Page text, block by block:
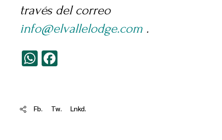
través del correo
info@elvallelodge.com .
WhatsApp
Fb. Tw. Lnkd.